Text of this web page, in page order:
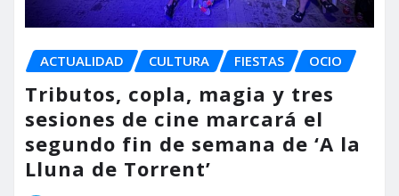
ACTUALIDAD CULTURA FIESTAS OCIO
Tributos, copla, magia y tres
sesiones de cine marcará el
segundo fin de semana de ‘A la
Lluna de Torrent’